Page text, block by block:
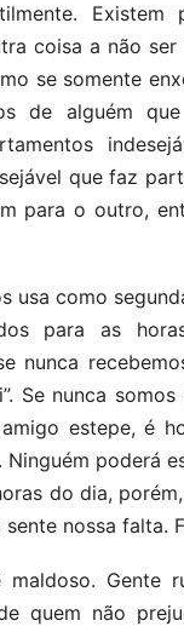
Existem
coisa a não
se somente
de alguém
que faz
para o outro,
usa como
para as
nunca
Se nunca
estepe, é
Ninguém poderá
do dia,
nossa falta.
maldoso. Gente
quem não